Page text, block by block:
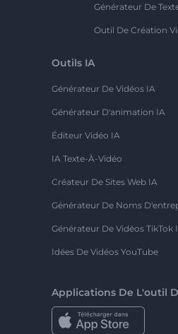
Générateur De
Outil De Création
Outils IA
Générateur De Vidéos IA
Générateur D'animation IA
Éditeur Vidéo IA
IA Texte-À-Vidéo
Créateur De Sites Web IA
Générateur De Noms
Générateur De Vidéos TikTok
Idées De Vidéos YouTube
Applications De L'outil